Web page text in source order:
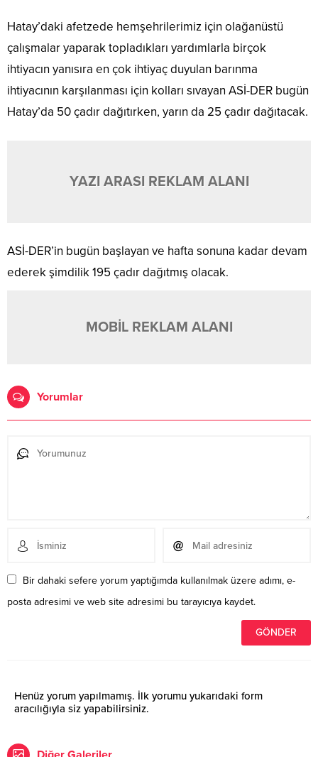
Hatay’daki afetzede hemşehrilerimiz için olağanüstü
çalışmalar yaparak topladıkları yardımlarla birçok
ihtiyacın yanısıra en çok ihtiyaç duyulan barınma
ihtiyacının karşılanması için kolları sıvayan ASİ-DER bugün
Hatay’da 50 çadır dağıtırken, yarın da 25 çadır dağıtacak.
YAZI ARASI REKLAM ALANI
ASİ-DER’in bugün başlayan ve hafta sonuna kadar devam
ederek şimdilik 195 çadır dağıtmış olacak.
MOBİL REKLAM ALANI
Yorumlar
Bir dahaki sefere yorum yaptığımda kullanılmak üzere adımı, e-
posta adresimi ve web site adresimi bu tarayıcıya kaydet.
Henüz yorum yapılmamış. İlk yorumu yukarıdaki form
aracılığıyla siz yapabilirsiniz.